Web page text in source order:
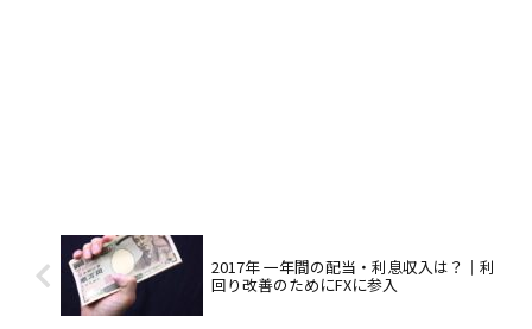
2017年 一年間の配当・利息収入は？｜利
回り改善のためにFXに参入